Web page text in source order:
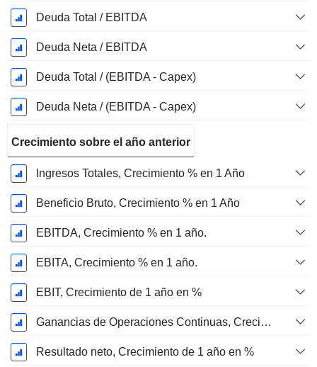
Deuda Total / EBITDA
Deuda Neta / EBITDA
Deuda Total / (EBITDA - Capex)
Deuda Neta / (EBITDA - Capex)
Crecimiento sobre el año anterior
Ingresos Totales, Crecimiento % en 1 Año
Beneficio Bruto, Crecimiento % en 1 Año
EBITDA, Crecimiento % en 1 año.
EBITA, Crecimiento % en 1 año.
EBIT, Crecimiento de 1 año en %
Ganancias de Operaciones Continuas, Crecimiento de 1 Año en %
Resultado neto, Crecimiento de 1 año en %